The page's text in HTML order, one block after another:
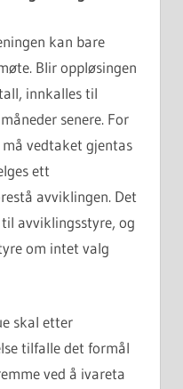
kan bare
Blir oppløsingen
innkalles til
senere. For
vedtaket gjentas
ett
avviklingen. Det
avviklingsstyre, og
om intet valg
skal etter
tilfalle det formål
ved å ivareta